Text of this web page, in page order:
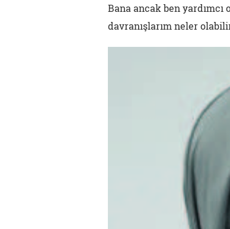
Bana ancak ben
davranışlarım neler